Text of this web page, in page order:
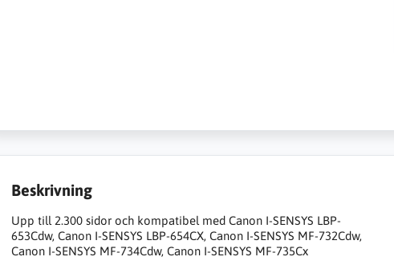
Beskrivning
Upp till 2.300 sidor och kompatibel med Canon I-SENSYS LBP-
653Cdw, Canon I-SENSYS LBP-654CX, Canon I-SENSYS MF-732Cdw,
Canon I-SENSYS MF-734Cdw, Canon I-SENSYS MF-735Cx